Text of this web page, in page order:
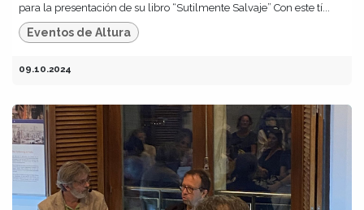
para la presentación de su libro “Sutilmente Salvaje” Con este tí...
Eventos de Altura
09.10.2024